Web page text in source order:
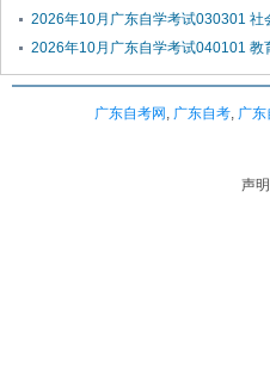
2026年10月广东自学考试030301 社
2026年10月广东自学考试040101 教
广东自考网 , 广东自考, 广
声